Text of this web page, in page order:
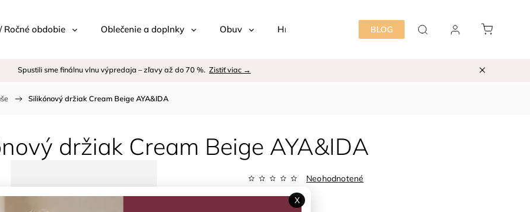
BLOG
Ročné obdobie Oblečenie a doplnky Obuv Hračky Detská izba Starostlivosť
Spustili sme finálnu vlnu výpredaja – zľavy až do 70 %. Zistiť viac →
/ Silikónový držiak Cream Beige AYA&IDA
držiak Cream Beige AYA&IDA
Neohodnotené
Kód: 9447 X